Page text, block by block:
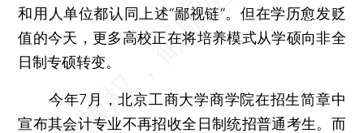
和用人单位都认同上述“鄙视链”。但在学历愈发贬
值的今天，更多高校正在将培养模式从学硕向非全
日制专硕转变。
今年7月，北京工商大学商学院在招生简章中
宣布其会计专业不再招收全日制统招普通考生。而